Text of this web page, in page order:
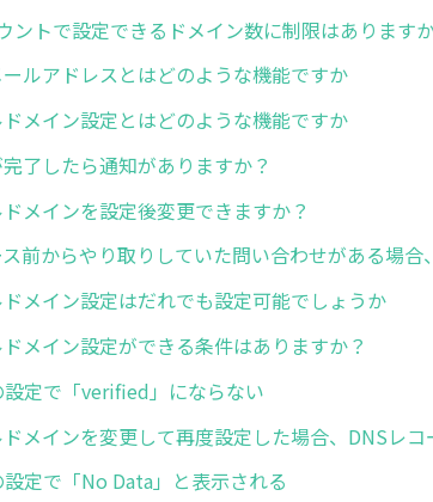
ントで設定できるドメイン数に制限はあります
ルアドレスとはどのような機能ですか
メイン設定とはどのような機能ですか
了したら通知がありますか？
メインを設定後変更できますか？
ス前からやり取りしていた問い合わせがある場
メイン設定はだれでも設定可能でしょうか
メイン設定ができる条件はありますか？
設定で「verified」にならない
ドメインを変更して再度設定した場合、DNSレコ
設定で「No Data」と表示される